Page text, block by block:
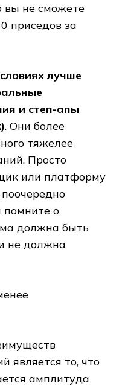
вы не сможете
приседов за
лучше
и степ-апы
. Они более
тяжелее
Просто
или платформу
помните о
должна быть
не должна
является то, что
амплитуда